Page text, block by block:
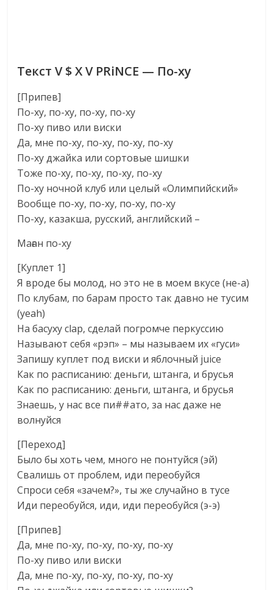
Текст V $ X V PRiNCE — По-ху
[Припев]
По-ху, по-ху, по-ху, по-ху
По-ху пиво или виски
Да, мне по-ху, по-ху, по-ху, по-ху
По-ху джайка или сортовые шишки
Тоже по-ху, по-ху, по-ху, по-ху
По-ху ночной клуб или целый «Олимпийский»
Вообще по-ху, по-ху, по-ху, по-ху
По-ху, казакша, русский, английский –
Маған по-ху
[Куплет 1]
Я вроде бы молод, но это не в моем вкусе (не-а)
По клубам, по барам просто так давно не тусим
(yeah)
На басуху clap, сделай погромче перкуссию
Называют себя «рэп» – мы называем их «гуси»
Запишу куплет под виски и яблочный juice
Как по расписанию: деньги, штанга, и брусья
Как по расписанию: деньги, штанга, и брусья
Знаешь, у нас все пи##ато, за нас даже не
волнуйся
[Переход]
Было бы хоть чем, много не понтуйся (эй)
Свалишь от проблем, иди переобуйся
Спроси себя «зачем?», ты же случайно в тусе
Иди переобуйся, иди, иди переобуйся (э-э)
[Припев]
Да, мне по-ху, по-ху, по-ху, по-ху
По-ху пиво или виски
Да, мне по-ху, по-ху, по-ху, по-ху